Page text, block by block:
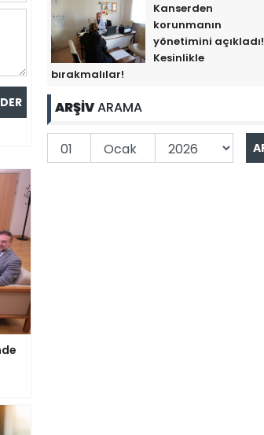
Kanserden
korunmanın
yönetimini açıkladı!
Kesinlikle
bırakmalılar!
ARŞİVARAMA